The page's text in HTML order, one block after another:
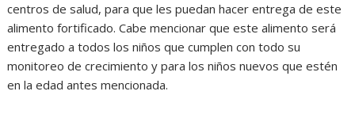
centros de salud, para que les puedan hacer entrega de este
alimento fortificado. Cabe mencionar que este alimento será
entregado a todos los niños que cumplen con todo su
monitoreo de crecimiento y para los niños nuevos que estén
en la edad antes mencionada.